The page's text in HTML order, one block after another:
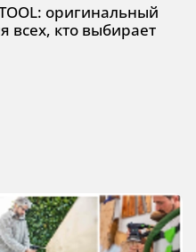
оригинальный
всех, кто выбирает